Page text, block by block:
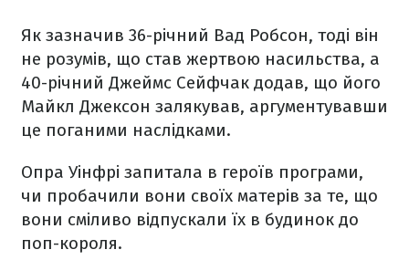
Як зазначив 36-річний Вад Робсон, тоді він
не розумів, що став жертвою насильства, а
40-річний Джеймс Сейфчак додав, що його
Майкл Джексон залякував, аргументувавши
це поганими наслідками.
Опра Уінфрі запитала в героїв програми,
чи пробачили вони своїх матерів за те, що
вони сміливо відпускали їх в будинок до
поп-короля.